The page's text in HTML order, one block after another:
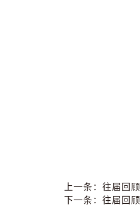
上一条： 往届回顾
下一条： 往届回顾